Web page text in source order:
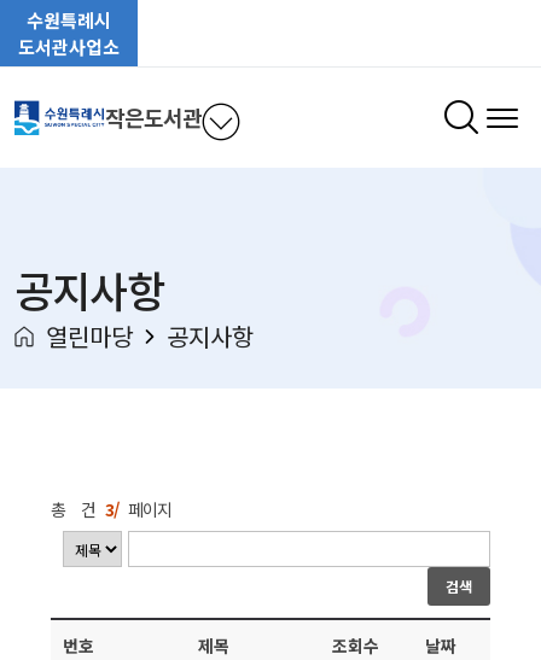
수원특례시
도서관사업소
작은도서관
공지사항
열린마당 공지사항
총 건 3/ 페이지
검색
번호 제목 조회수 날짜